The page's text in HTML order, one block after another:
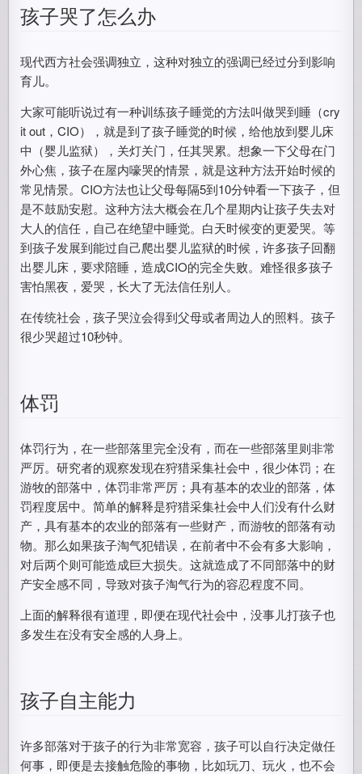
孩子哭了怎么办
现代西方社会强调独立，这种对独立的强调已经过分到影响
育儿。
大家可能听说过有一种训练孩子睡觉的方法叫做哭到睡（cry
it out，CIO），就是到了孩子睡觉的时候，给他放到婴儿床
中（婴儿监狱），关灯关门，任其哭累。想象一下父母在门
外心焦，孩子在屋内嚎哭的情景，就是这种方法开始时候的
常见情景。CIO方法也让父母每隔5到10分钟看一下孩子，但
是不鼓励安慰。这种方法大概会在几个星期内让孩子失去对
大人的信任，自己在绝望中睡觉。白天时候变的更爱哭。等
到孩子发展到能过自己爬出婴儿监狱的时候，许多孩子回翻
出婴儿床，要求陪睡，造成CIO的完全失败。难怪很多孩子
害怕黑夜，爱哭，长大了无法信任别人。
在传统社会，孩子哭泣会得到父母或者周边人的照料。孩子
很少哭超过10秒钟。
体罚
体罚行为，在一些部落里完全没有，而在一些部落里则非常
严厉。研究者的观察发现在狩猎采集社会中，很少体罚；在
游牧的部落中，体罚非常严厉；具有基本的农业的部落，体
罚程度居中。简单的解释是狩猎采集社会中人们没有什么财
产，具有基本的农业的部落有一些财产，而游牧的部落有动
物。那么如果孩子淘气犯错误，在前者中不会有多大影响，
对后两个则可能造成巨大损失。这就造成了不同部落中的财
产安全感不同，导致对孩子淘气行为的容忍程度不同。
上面的解释很有道理，即便在现代社会中，没事儿打孩子也
多发生在没有安全感的人身上。
孩子自主能力
许多部落对于孩子的行为非常宽容，孩子可以自行决定做任
何事，即便是去接触危险的事物，比如玩刀、玩火，也不会